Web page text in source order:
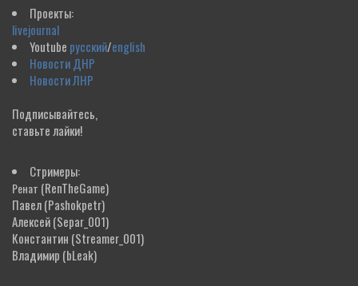
Проекты:
livejournal
Youtube русский/english
Новости ДНР
Новости ЛНР
Подписывайтесь,
ставьте лайки!
Стримеры:
Ренат (RenTheGame)
Павел(Pashokpetr)
Алексей(Separ_001)
Константин (Streamer_001)
Владимир (bLeak)